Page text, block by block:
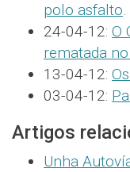
polo asfalto.
24-04-12: O
rematada
13-04-12:
03-04-12:
Artigos
Unha